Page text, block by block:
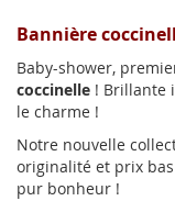
Bannière
Baby-shower,
coccinelle ! Brillante
le charme !
Notre nouvelle
originalité et prix
pur bonheur !